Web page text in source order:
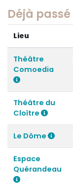
Déjà passé
Lieu
Théâtre
Comoedia
Théâtre du
Cloître
Le Dôme
Espace
Quérandeau